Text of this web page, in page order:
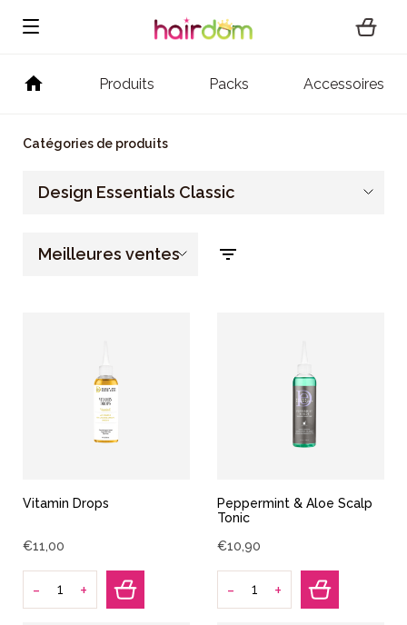
Produits Packs Accessoires
Catégories de produits
Design Essentials Classic
Meilleures ventes
Vitamin Drops
€11,00
+
-
Peppermint & Aloe Scalp
Tonic
€10,90
+
-